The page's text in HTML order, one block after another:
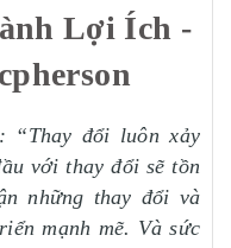
Lợi Ích -
“Thay đổi luôn xảy
với thay đổi sẽ tồn
những thay đổi và
mạnh mẽ. Và sức